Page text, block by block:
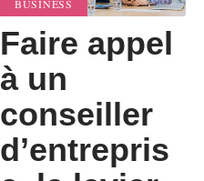
BUSINESS
Faire appel
à un
conseiller
d’entrepris